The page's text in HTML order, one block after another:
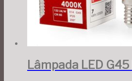
Lâmpada LED G45